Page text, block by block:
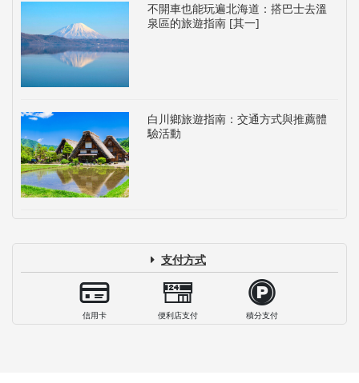
不開車也能玩遍北海道：搭巴士去溫
泉區的旅遊指南 [其一]
白川鄉旅遊指南：交通方式與推薦體
驗活動
支付方式
信用卡 便利店支付 積分支付